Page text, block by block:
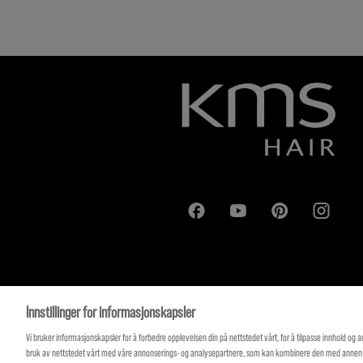
Innstillinger for informasjonskapsler
Vi bruker informasjonskapsler for å forbedre opplevelsen din på nettstedet vårt, for å tilpasse innhold og
bruk av nettstedet vårt med våre annonserings- og analysepartnere, som kan kombinere den med